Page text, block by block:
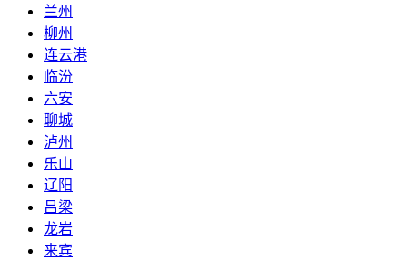
兰州
柳州
连云港
临汾
六安
聊城
泸州
乐山
辽阳
吕梁
龙岩
来宾